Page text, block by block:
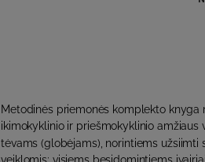
Metodinės priemonės komplekto knyga
ikimokyklinio ir priešmokyklinio amžiaus
tėvams (globėjams), norintiems užsiimti